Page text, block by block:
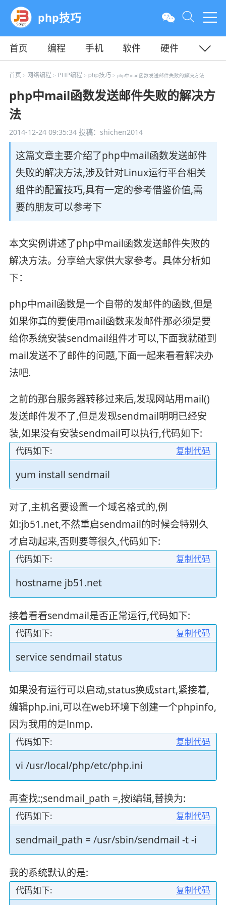
php技巧
首页 编程 手机 软件
硬件
教程
平面 服务器
首页 > 网络编程 > PHP编程 > php技巧 > php中mail函数发送邮件失败的解决方法
php中mail函数发送邮件失败的解决方
法
2014-12-24 09:35:34投稿：shichen2014
这篇文章主要介绍了php中mail函数发送邮件
失败的解决方法,涉及针对Linux运行平台相关
组件的配置技巧,具有一定的参考借鉴价值,需
要的朋友可以参考下
本文实例讲述了php中mail函数发送邮件失败的
解决方法。分享给大家供大家参考。具体分析如
下：
php中mail函数是一个自带的发邮件的函数,但是
如果你真的要使用mail函数来发邮件那必须是要
给你系统安装sendmail组件才可以,下面我就碰到
mail发送不了邮件的问题,下面一起来看看解决办
法吧.
之前的那台服务器转移过来后,发现网站用mail()
发送邮件发不了,但是发现sendmail明明已经安
装,如果没有安装sendmail可以执行,代码如下:
复制代码
代码如下:
yum install sendmail
对了,主机名要设置一个域名格式的,例
如:jb51.net,不然重启sendmail的时候会特别久
才启动起来,否则要等很久,代码如下:
复制代码
代码如下:
hostname jb51.net
接着看看sendmail是否正常运行,代码如下:
复制代码
代码如下:
service sendmail status
如果没有运行可以启动,status换成start,紧接着,
编辑php.ini,可以在web环境下创建一个phpinfo,
因为我用的是lnmp.
复制代码
代码如下:
vi /usr/local/php/etc/php.ini
再查找:;sendmail_path =,按i编辑,替换为:
复制代码
代码如下:
sendmail_path = /usr/sbin/sendmail -t -i
我的系统默认的是:
复制代码
代码如下: